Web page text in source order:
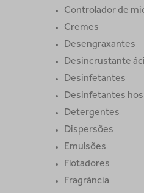
Controlador de
Cremes
Desengraxantes
Desincrustante
Desinfetantes
Desinfetantes
Detergentes
Dispersões
Emulsões
Flotadores
Fragrância